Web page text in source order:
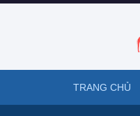
TRANG CHỦ